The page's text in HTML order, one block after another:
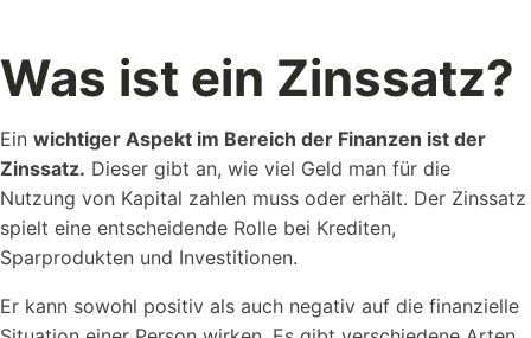
Alle Erweiterungen ansehen
Organisiere deine Aufträge in Überischtlichen Projekten
Roadmap & Ideen
Eine klare Roadmap ist der Schlüssel, um innovative
Ideen...
Was ist ein Zinssatz?
Ein wichtiger Aspekt im Bereich der Finanzen ist der
Zinssatz. Dieser gibt an, wie viel Geld man für die
Nutzung von Kapital zahlen muss oder erhält. Der Zinssatz
spielt eine entscheidende Rolle bei Krediten,
Sparprodukten und Investitionen.
Er kann sowohl positiv als auch negativ auf die finanzielle